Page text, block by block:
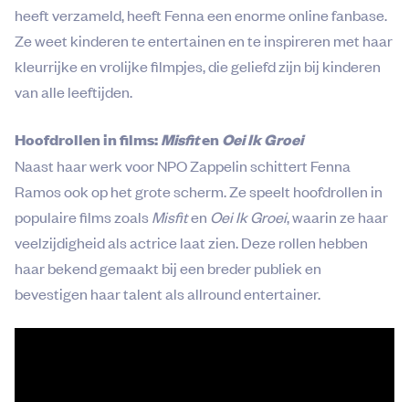
heeft verzameld, heeft Fenna een enorme online fanbase.
Ze weet kinderen te entertainen en te inspireren met haar
kleurrijke en vrolijke filmpjes, die geliefd zijn bij kinderen
van alle leeftijden.
Hoofdrollen in films:MisfitenOei Ik Groei
Naast haar werk voor NPO Zappelin schittert Fenna
Ramos ook op het grote scherm. Ze speelt hoofdrollen in
populaire films zoalsMisfiten Oei Ik Groei, waarin ze haar
veelzijdigheid als actrice laat zien. Deze rollen hebben
haar bekend gemaakt bij een breder publiek en
bevestigen haar talent als allround entertainer.